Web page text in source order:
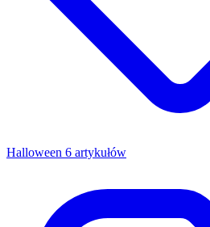
Halloween 6 artykułów